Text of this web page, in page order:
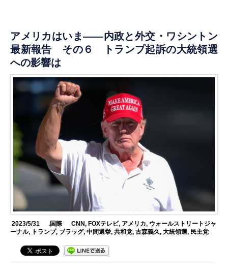
アメリカはいま――内政と外交・ワシントン
最新報告 その６ トランプ起訴の大統領選
への影響は
2023/5/31 .国際 CNN, FOXテレビ, アメリカ, ウォールストリートジャ
ーナル, トランプ, ブラッグ,中間選挙,共和党,古森義久,大統領選, 民主党